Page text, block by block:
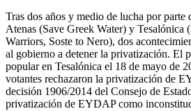
Tras dos años y medio de lucha por parte
Atenas (Save Greek Water) y
Warriors, Soste to Nero), dos
al gobierno a detener la privatización. El
popular en Tesalónica el 18 de mayo de
votantes rechazaron la privatización de
decisión 1906/2014 del Consejo de
privatización de EYDAP como